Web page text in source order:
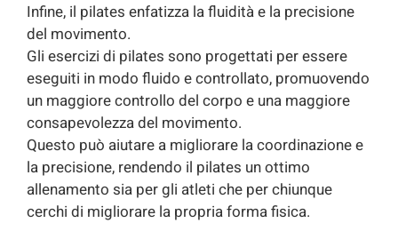
Infine, il pilates enfatizza la fluidità e la precisione
del movimento.
Gli esercizi di pilates sono progettati per essere
eseguiti in modo fluido e controllato, promuovendo
un maggiore controllo del corpo e una maggiore
consapevolezza del movimento.
Questo può aiutare a migliorare la coordinazione e
la precisione, rendendo il pilates un ottimo
allenamento sia per gli atleti che per chiunque
cerchi di migliorare la propria forma fisica.